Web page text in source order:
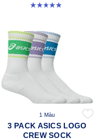
4.9 trong số 5 sao. 162 đánh giá
1 Màu
3 PACK ASICS LOGO
CREW SOCK